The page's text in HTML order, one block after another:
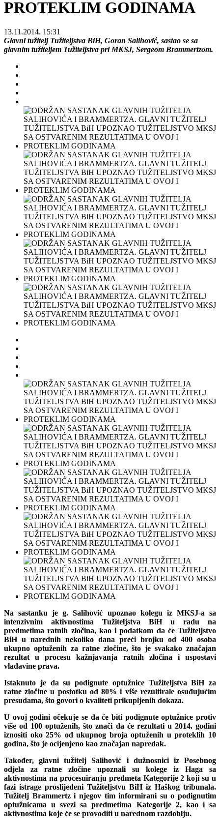
PROTEKLIM GODINAMA
13.11.2014. 15:31
Glavni tužitelj Tužiteljstva BiH, Goran Salihović, sastao se sa
glavnim tužiteljem Tužiteljstva pri MKSJ, Sergeom Brammertzom.
Na sastanku je g. Salihović upoznao kolegu iz MKSJ-a sa
intenzivnim aktivnostima Tužiteljstva BiH u radu na
predmetima ratnih zločina, kao i podatkom da će Tužiteljstvo
BiH u narednih nekoliko dana preći brojku od 400 osoba
ukupno optuženih za ratne zločine, što je svakako značajan
rezultat u procesu kažnjavanja ratnih zločina i uspostavi
vladavine prava.
Istaknuto je da su podignute optužnice Tužiteljstva BiH za
ratne zločine u postotku od 80% i više rezultirale osuđujućim
presudama, što govori o kvaliteti prikupljenih dokaza.
U ovoj godini očekuje se da će biti podignute optužnice protiv
više od 100 optuženih, što znači da će rezultati u 2014. godini
iznositi oko 25% od ukupnog broja optuženih u proteklih 10
godina, što je ocijenjeno kao značajan napredak.
Također, glavni tužitelj Salihović i dužnosnici iz Posebnog
odjela za ratne zločine upoznali su kolege iz Haga sa
aktivnostima na procesuiranju predmeta Kategorije 2 koji su u
fazi istrage proslijeđeni Tužiteljstvu BiH iz Haškog tribunala.
Tužitelj Brammertz i njegov tim informirani su o podignutim
optužnicama u svezi sa predmetima Kategorije 2, kao i sa
aktivnostima koje će se provoditi u narednom razdoblju.